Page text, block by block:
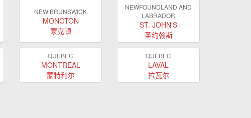
NEW BRUNSWICK
MONCTON
蒙克顿
NEWFOUNDLAND AND
LABRADOR
ST. JOHN'S
圣约翰斯
QUEBEC
MONTREAL
蒙特利尔
QUEBEC
LAVAL
拉瓦尔